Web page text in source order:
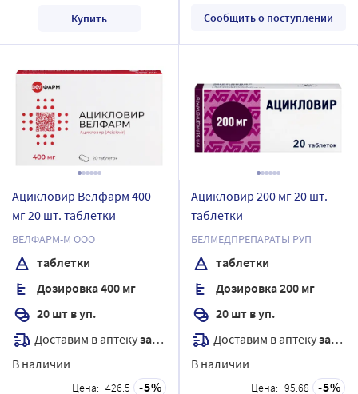
Купить Сообщить о поступлении
Ацикловир Велфарм 400
мг 20 шт. таблетки
ВЕЛФАРМ-М ООО
таблетки
Дозировка 400 мг
20 шт в уп.
Доставим в аптекузавтра
В наличии
Цена: 426.5 5
Ацикловир 200 мг 20 шт.
таблетки
БЕЛМЕДПРЕПАРАТЫ РУП
таблетки
Дозировка 200 мг
20 шт в уп.
Доставим в аптекузавтра
В наличии
Цена: 95.68 5